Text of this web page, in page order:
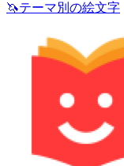
🦄テーマ別の絵文字